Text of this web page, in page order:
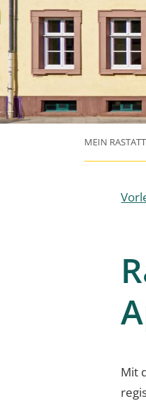
MEIN RASTATT
Mit